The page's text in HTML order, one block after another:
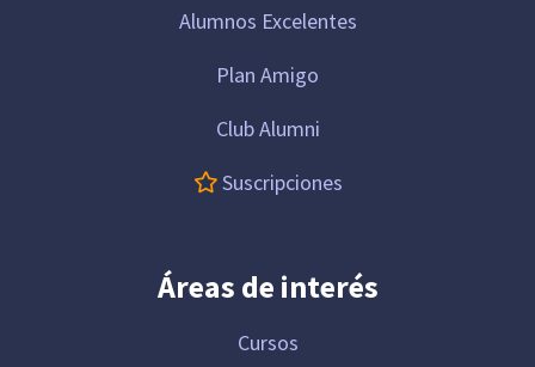
Alumnos Excelentes
Plan Amigo
Club Alumni
Suscripciones
Áreas de interés
Cursos